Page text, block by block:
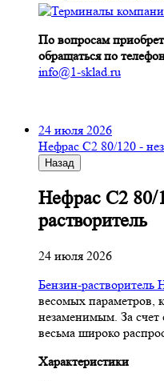
По вопросам
обращаться по
info@1-sklad.ru
24 июля 2026
Нефрас С2 80/120 -
Назад
Нефрас С2 80/
растворитель
24 июля 2026
Бензин-растворитель
весомых параметров,
незаменимым. За
весьма широко
Характеристики